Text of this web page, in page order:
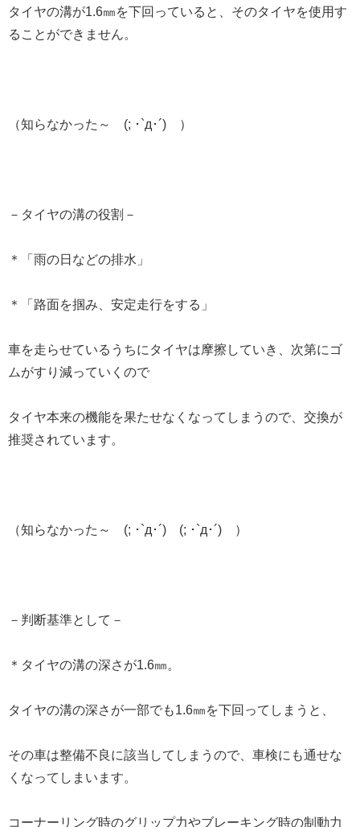
タイヤの溝が1.6㎜を下回っていると、そのタイヤを使用す
ることができません。
（知らなかった～ (; ･`д･´) ）
－タイヤの溝の役割－
＊「雨の日などの排水」
＊「路面を掴み、安定走行をする」
車を走らせているうちにタイヤは摩擦していき、次第にゴ
ムがすり減っていくので
タイヤ本来の機能を果たせなくなってしまうので、交換が
推奨されています。
（知らなかった～ (; ･`д･´) (; ･`д･´) ）
－判断基準として－
＊タイヤの溝の深さが1.6㎜。
タイヤの溝の深さが一部でも1.6㎜を下回ってしまうと、
その車は整備不良に該当してしまうので、車検にも通せな
くなってしまいます。
コーナーリング時のグリップ力やブレーキング時の制動力